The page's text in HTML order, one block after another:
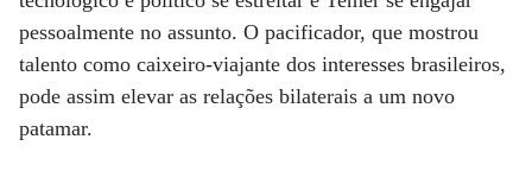
pessoalmente no assunto. O pacificador, que mostrou
talento como caixeiro-viajante dos interesses brasileiros,
pode assim elevar as relações bilaterais a um novo
patamar.